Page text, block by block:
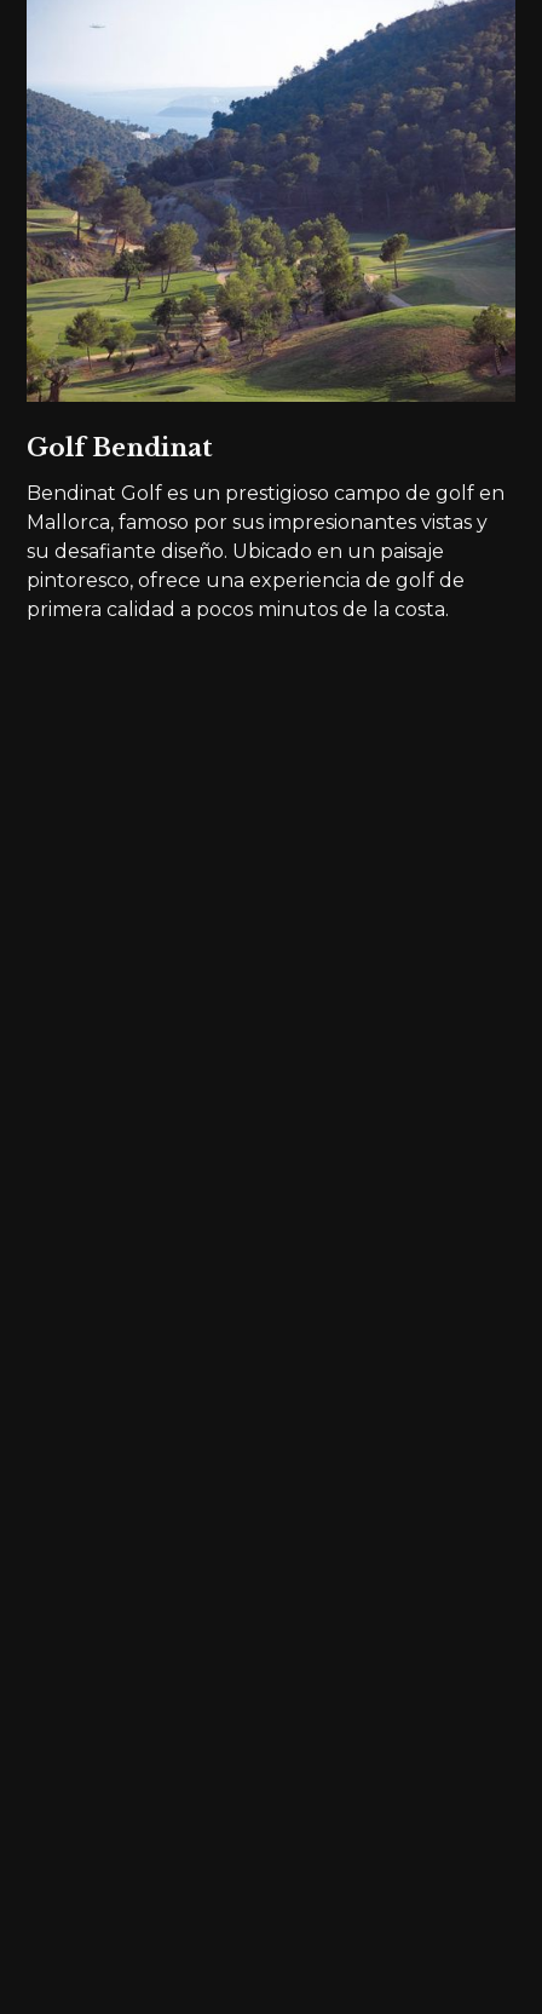
Golf Bendinat
Bendinat Golf es un prestigioso campo de golf en
Mallorca, famoso por sus impresionantes vistas y
su desafiante diseño. Ubicado en un paisaje
pintoresco, ofrece una experiencia de golf de
primera calidad a pocos minutos de la costa.